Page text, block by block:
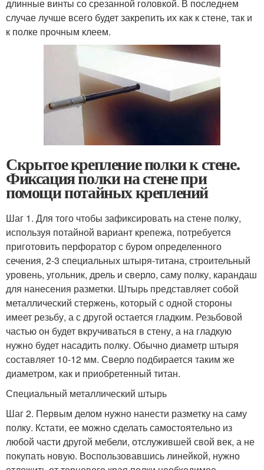
длинные винты со срезанной головкой. В последнем
случае лучше всего будет закрепить их как к стене, так и
к полке прочным клеем.
Скрытое крепление полки к стене.
Фиксация полки на стене при
помощи потайных креплений
Шаг 1. Для того чтобы зафиксировать на стене полку,
используя потайной вариант крепежа, потребуется
приготовить перфоратор с буром определенного
сечения, 2-3 специальных штыря-титана, строительный
уровень, угольник, дрель и сверло, саму полку, карандаш
для нанесения разметки. Штырь представляет собой
металлический стержень, который с одной стороны
имеет резьбу, а с другой остается гладким. Резьбовой
частью он будет вкручиваться в стену, а на гладкую
нужно будет насадить полку. Обычно диаметр штыря
составляет 10-12 мм. Сверло подбирается таким же
диаметром, как и приобретенный титан.
Специальный металлический штырь
Шаг 2. Первым делом нужно нанести разметку на саму
полку. Кстати, ее можно сделать самостоятельно из
любой части другой мебели, отслужившей свой век, а не
покупать новую. Воспользовавшись линейкой, нужно